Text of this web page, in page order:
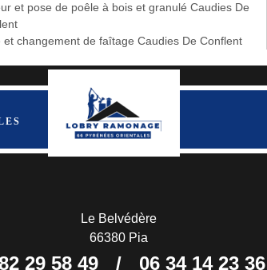
et pose de poêle à bois et granulé Caudies De
et changement de faîtage Caudies De Conflent
Le Belvédère
66380 Pia
29 58 49 / 06 34 14 23 36